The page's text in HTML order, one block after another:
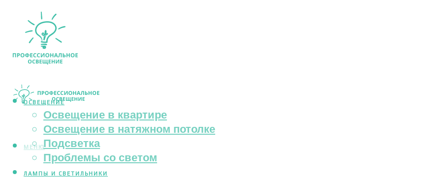
ОСВЕЩЕНИЕ
Освещение в квартире
Освещение в натяжном потолке
Подсветка
Проблемы со светом
ЛАМПЫ И СВЕТИЛЬНИКИ
МЕНЮ